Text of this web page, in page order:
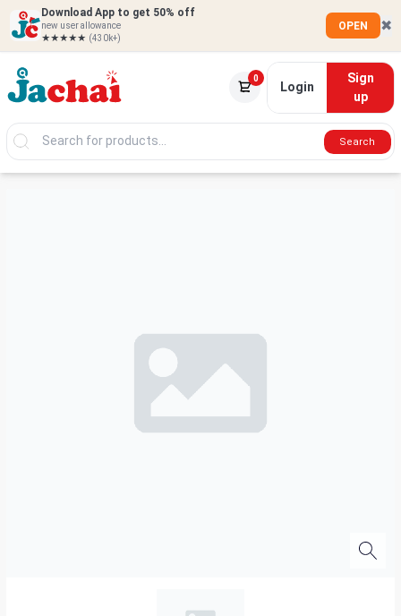
Download App to get 50% off
new user allowance
★★★★★ (430k+)
OPEN ✖
0
Login
Sign
up
Search